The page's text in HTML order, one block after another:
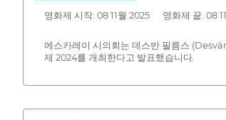
영화제 시작: 08 11월 2025 영화제 끝: 08
에스카레이 시의회는 데스반 필름스
제 2024를 개최한다고 발표했습니다.